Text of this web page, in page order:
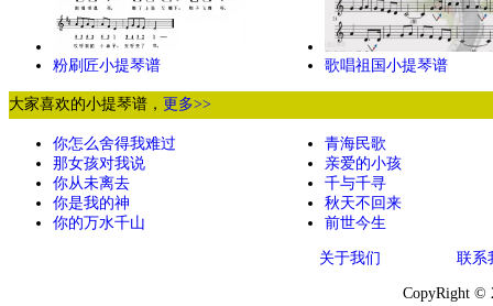
粉刷匠小提琴谱 歌唱祖国小提琴谱
大家喜欢的小提琴谱， 更多>>
你怎么舍得我难过
那女孩对我说
你从未离去
你是我的神
你的万水千山
青海民歌
亲爱的小孩
千与千寻
秋天不回来
前世今生
关于我们 联系
CopyRight ©